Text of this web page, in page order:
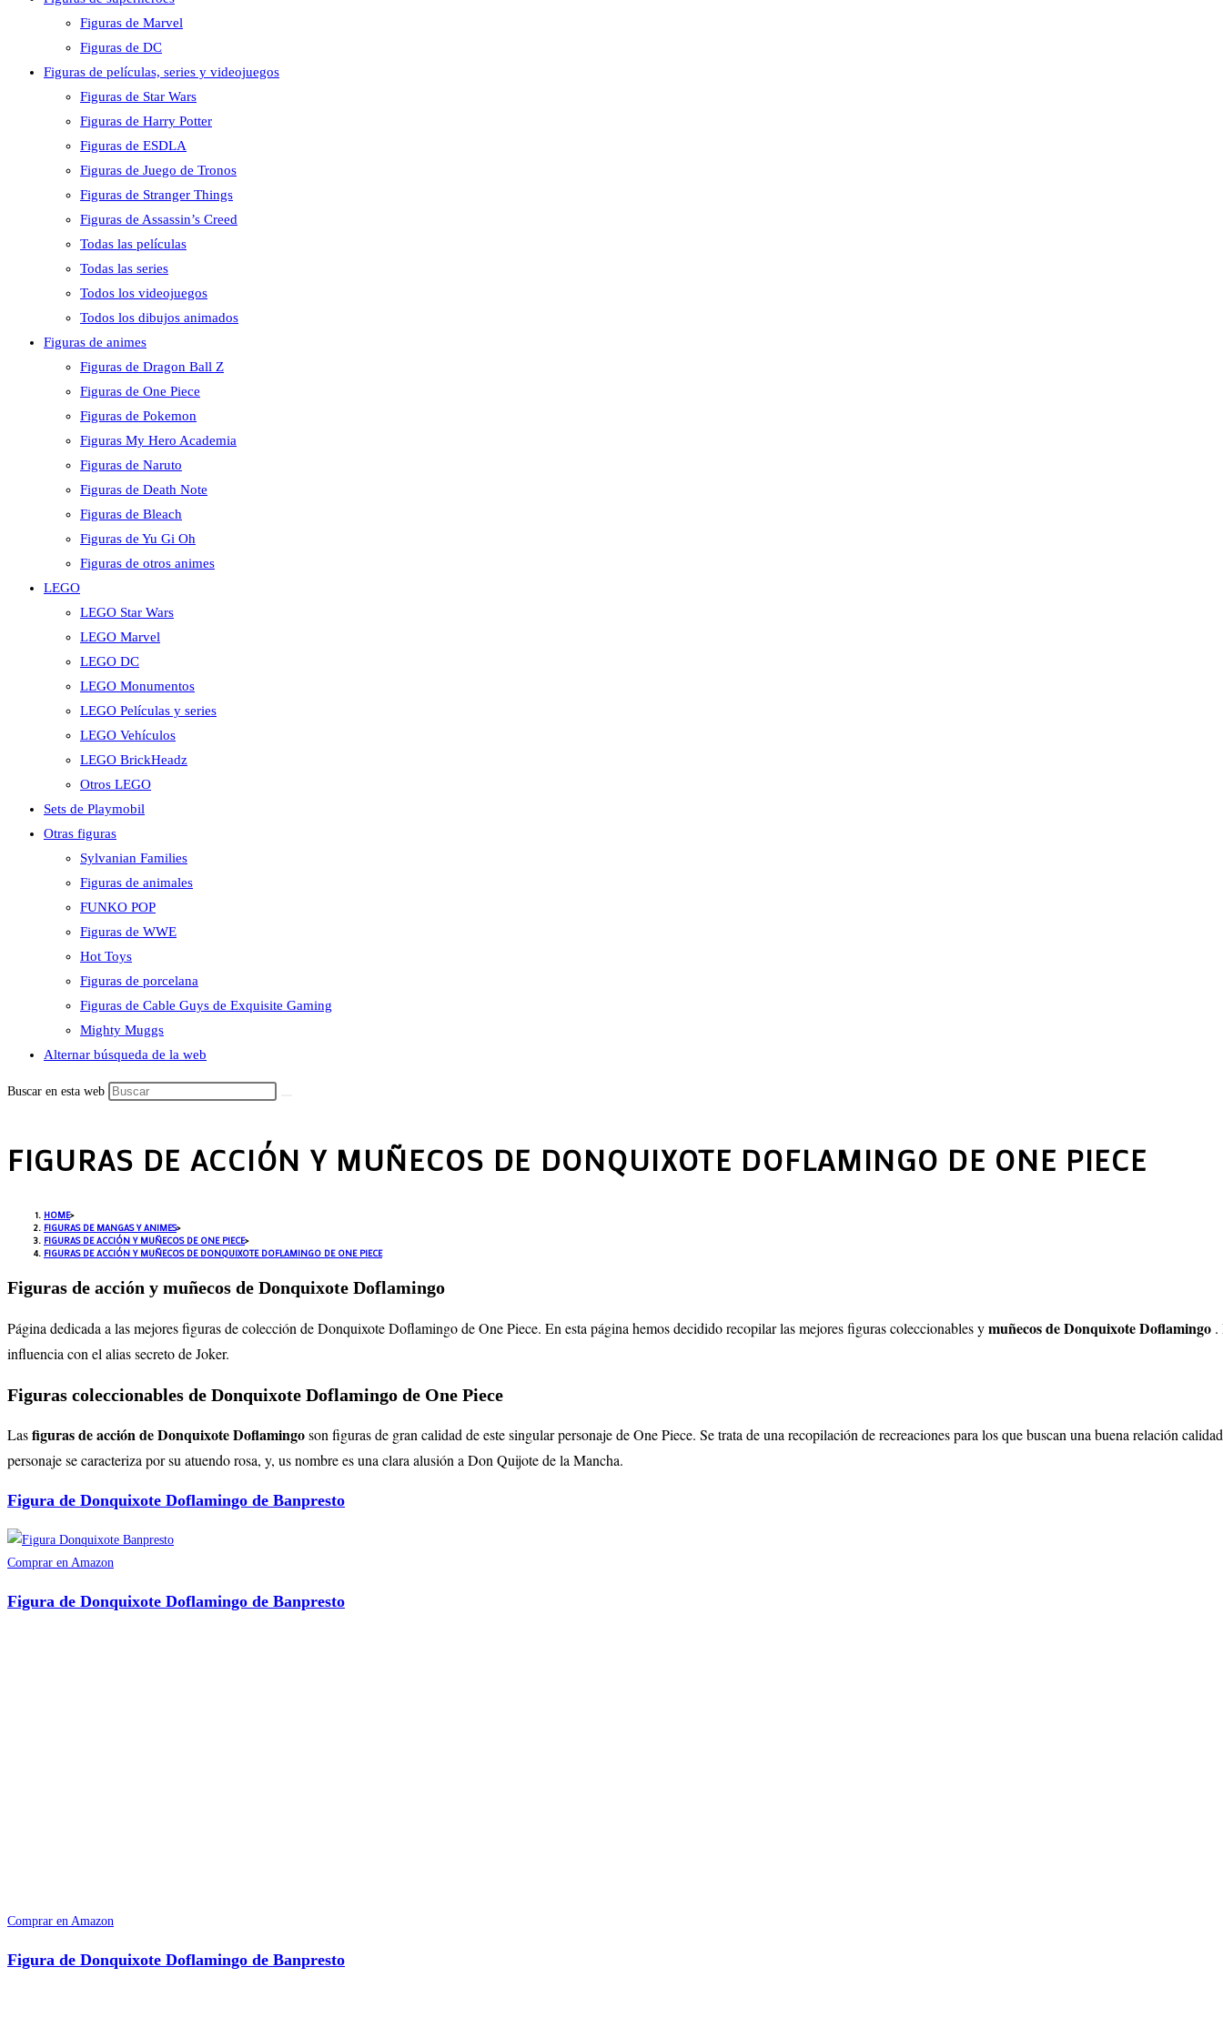
Figuras de Marvel
Figuras de DC
Figuras de películas, series y videojuegos
Figuras de Star Wars
Figuras de Harry Potter
Figuras de ESDLA
Figuras de Juego de Tronos
Figuras de Stranger Things
Figuras de Assassin’s Creed
Todas las películas
Todas las series
Todos los videojuegos
Todos los dibujos animados
Figuras de animes
Figuras de Dragon Ball Z
Figuras de One Piece
Figuras de Pokemon
Figuras My Hero Academia
Figuras de Naruto
Figuras de Death Note
Figuras de Bleach
Figuras de Yu Gi Oh
Figuras de otros animes
LEGO
LEGO Star Wars
LEGO Marvel
LEGO DC
LEGO Monumentos
LEGO Películas y series
LEGO Vehículos
LEGO BrickHeadz
Otros LEGO
Sets de Playmobil
Otras figuras
Sylvanian Families
Figuras de animales
FUNKO POP
Figuras de WWE
Hot Toys
Figuras de porcelana
Figuras de Cable Guys de Exquisite Gaming
Mighty Muggs
Alternar búsqueda de la web
Buscar en esta web
FIGURAS DE ACCIÓN Y MUÑECOS DE DONQUIXOTE DOFLAMINGO DE ONE PIECE
HOME>
FIGURAS DE MANGAS Y ANIMES>
FIGURAS DE ACCIÓN Y MUÑECOS DE ONE PIECE>
FIGURAS DE ACCIÓN Y MUÑECOS DE DONQUIXOTE DOFLAMINGO DE ONE PIECE
Figuras de acción y muñecos de Donquixote Doflamingo
Página dedicada a las mejores figuras de colección de Donquixote Doflamingo de One Piece. En esta página hemos decidido recopilar las mejores figuras coleccionables ymuñecos de Donquixote Doflamingo .
influencia con el alias secreto de Joker.
Figuras coleccionables de Donquixote Doflamingo de One Piece
Lasfiguras de acción de Donquixote Doflamingoson figuras de gran calidad de este singular personaje de One Piece. Se trata de una recopilación de recreaciones para los que buscan una buena relación
personaje se caracteriza por su atuendo rosa, y, us nombre es una clara alusión a Don Quijote de la Mancha.
Figura de Donquixote Doflamingo de Banpresto
Comprar en Amazon
Figura de Donquixote Doflamingo de Banpresto
Comprar en Amazon
Figura de Donquixote Doflamingo de Banpresto